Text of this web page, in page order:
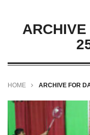
HOME ARCHIVE FOR